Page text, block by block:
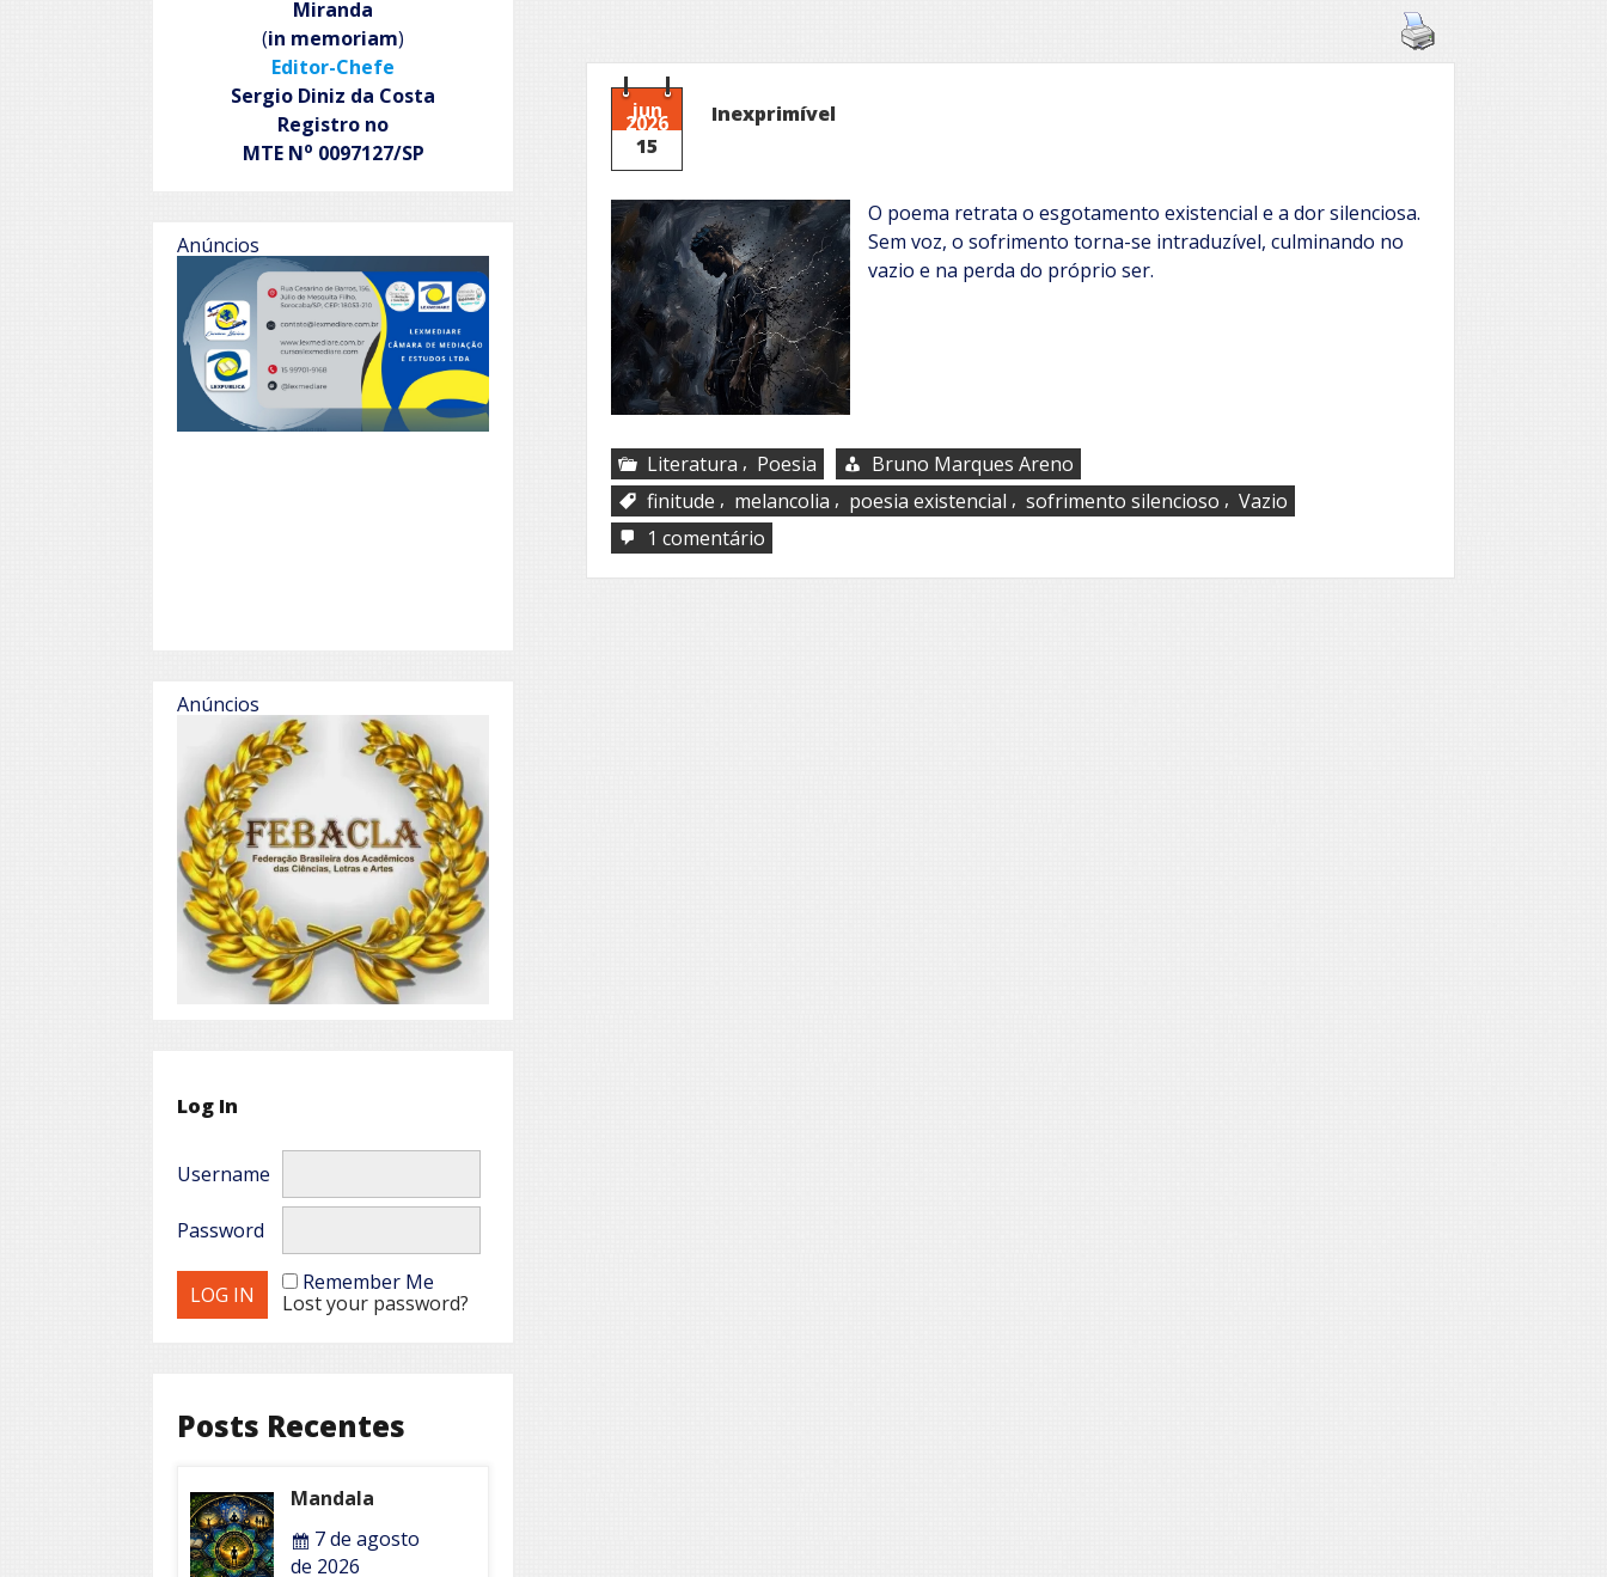
jun
2026
15
Inexprimível
O poema retrata o esgotamento existencial e a dor silenciosa.
Sem voz, o sofrimento torna-se intraduzível, culminando no
vazio e na perda do próprio ser.
Literatura , Poesia
Bruno Marques Areno
finitude , melancolia , poesia existencial , sofrimento silencioso , Vazio
1 comentário
Inexprimível
Miranda
(in memoriam)
Editor-Chefe
Sergio Diniz da Costa
Registro no
MTE No 0097127/SP
Anúncios
Anúncios
Log In
Username
Password
Remember Me
Lost your password?
Posts Recentes
Mandala
7 de agosto
de 2026